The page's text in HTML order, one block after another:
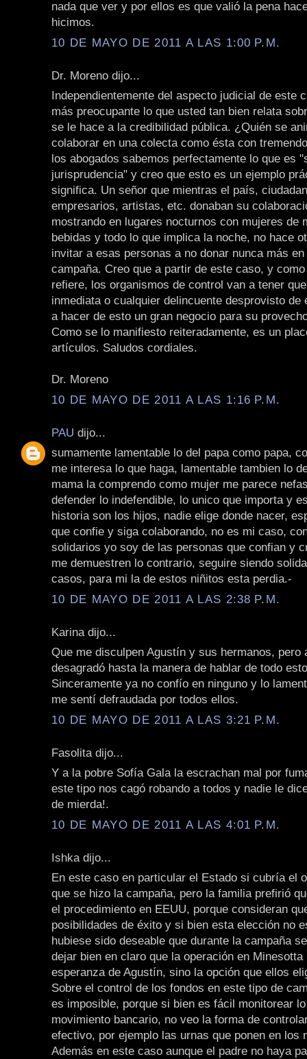
nada que ver y por ellos es que valió la pena
hicimos.
10 DE MAYO DE 2011 A LAS 1:00 P.M.
Dr. Moreno dijo...
Independientemente del aspecto judicial de este
más preocupante lo que usted tan bien relata
se le hace a la credibilidad pública. ¿Quién se
colaborar en una colecta como ésta con
los abogados sabemos perfectamente lo que es
jurisprudencia" y creo que esto es un ejemplo
significa. Un señor que mientras el país,
empresarios, artistas, etc. donaban su
mostrando en lugares nocturnos con mujeres de
bebidas y todo lo que implica la noche, no hace
invitar a esas personas a no donar nunca más
campaña. Creo que a partir de este caso, y
refiere, los organismos de control van a tener
inmediata o cualquier delincuente desprovisto de
a hacer de esto un gran negocio para su
Como se lo manifiesto reiteradamente, es un
artículos. Saludos cordiales.
Dr. Moreno
10 DE MAYO DE 2011 A LAS 1:16 P.M.
PAU dijo...
sumamente lamentable lo del papa como papa,
me interesa lo que haga, lamentable tambien lo
mama la comprendo como mujer me parece
defender lo indefendible, lo unico que importa y
historia son los hijos, nadie elige donde nacer,
que confie y siga colaborando, no es mi caso,
solidarios yo soy de las personas que confian y
me demuestren lo contrario, seguire siendo
casos, para mi la de estos niñitos esta perdia.-
10 DE MAYO DE 2011 A LAS 2:38 P.M.
Karina dijo...
Que me disculpen Agustín y sus hermanos, pero
desagradó hasta la manera de hablar de todo
Sinceramente ya no confío en ninguno y lo
me sentí defraudada por todos ellos.
10 DE MAYO DE 2011 A LAS 3:21 P.M.
Fasolita dijo...
Y a la pobre Sofía Gala la escrachan mal por
este tipo nos cagó robando a todos y nadie le
de mierda!.
10 DE MAYO DE 2011 A LAS 4:01 P.M.
Ishka dijo...
En este caso en particular el Estado si cubría el
que se hizo la campaña, pero la familia prefirió
el procedimiento en EEUU, porque consideran
posibilidades de éxito y si bien esta elección no
hubiese sido deseable que durante la campaña
dejar bien en claro que la operación en
esperanza de Agustín, sino la opción que ellos
Sobre el control de los fondos en este tipo de
es imposible, porque si bien es fácil monitorear
movimiento bancario, no veo la forma de
efectivo, por ejemplo las urnas que ponen en los
Además en este caso aunque el padre no haya